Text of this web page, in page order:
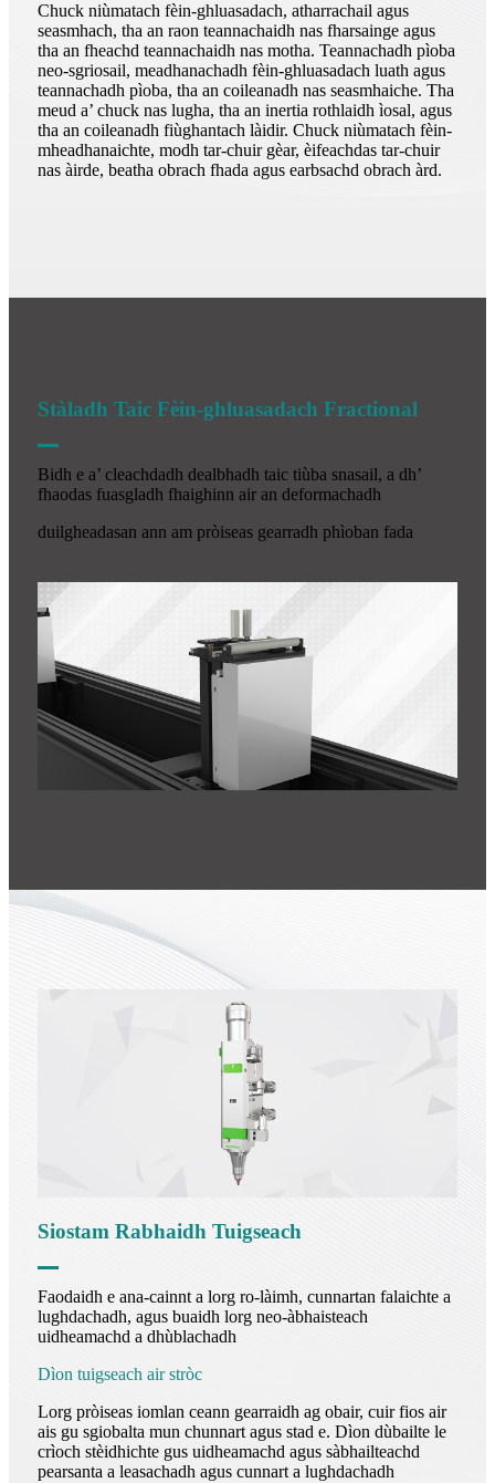
Chuck niùmatach fèin-ghluasadach, atharrachail agus
seasmhach, tha an raon teannachaidh nas fharsainge agus
tha an fheachd teannachaidh nas motha. Teannachadh pìoba
neo-sgriosail, meadhanachadh fèin-ghluasadach luath agus
teannachadh pìoba, tha an coileanadh nas seasmhaiche. Tha
meud a’ chuck nas lugha, tha an inertia rothlaidh ìosal, agus
tha an coileanadh fiùghantach làidir. Chuck niùmatach fèin-
mheadhanaichte, modh tar-chuir gèar, èifeachdas tar-chuir
nas àirde, beatha obrach fhada agus earbsachd obrach àrd.
Stàladh Taic Fèin-ghluasadach Fractional
Bidh e a’ cleachdadh dealbhadh taic tiùba snasail, a dh’
fhaodas fuasgladh fhaighinn air an deformachadh
duilgheadasan ann am pròiseas gearradh phìoban fada
Siostam Rabhaidh Tuigseach
Faodaidh e ana-cainnt a lorg ro-làimh, cunnartan falaichte a
lughdachadh, agus buaidh lorg neo-àbhaisteach
uidheamachd a dhùblachadh
Dìon tuigseach air stròc
Lorg pròiseas iomlan ceann gearraidh ag obair, cuir fios air
ais gu sgiobalta mun chunnart agus stad e. Dìon dùbailte le
crìoch stèidhichte gus uidheamachd agus sàbhailteachd
pearsanta a leasachadh agus cunnart a lughdachadh